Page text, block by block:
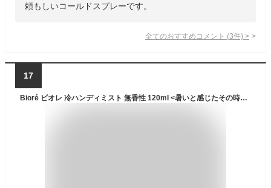
頼もしいコールドスプレーです。
全てのおすすめコメント (3件) >
17
Bioré ビオレ 冷ハンディミスト 無香性 120ml <暑いと感じたその時に! 肌に直接 シュッ>